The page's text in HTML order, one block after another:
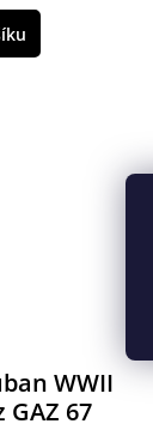
WWII
GAZ 67